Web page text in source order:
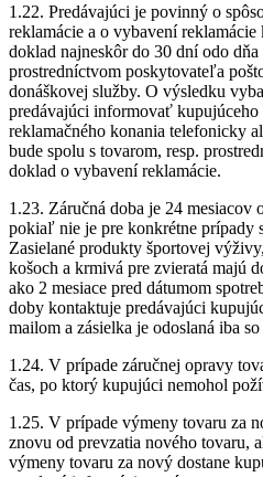
1.22. Predávajúci je povinný o
reklamácie a o vybavení
doklad najneskôr do 30 dní odo
prostredníctvom poskytovateľa
donáškovej služby. O výsledku
predávajúci informovať kupujúceho
reklamačného konania telefonicky
bude spolu s tovarom, resp.
doklad o vybavení reklamácie.
1.23. Záručná doba je 24 mesiacov
pokiaľ nie je pre konkrétne prípady
Zasielané produkty športovej
košoch a krmivá pre zvieratá majú
ako 2 mesiace pred dátumom
doby kontaktuje predávajúci
mailom a zásielka je odoslaná iba
1.24. V prípade záručnej opravy
čas, po ktorý kupujúci nemohol
1.25. V prípade výmeny tovaru za
znovu od prevzatia nového tovaru,
výmeny tovaru za nový dostane